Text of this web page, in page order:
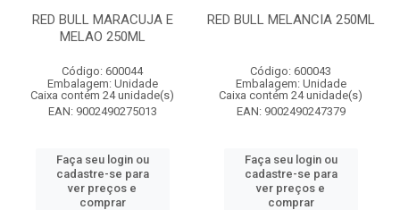
RED BULL MARACUJA E
MELAO 250ML
Código: 600044
Embalagem: Unidade
Caixa contém 24 unidade(s)
EAN: 9002490275013
Faça seu login ou
cadastre-se para
ver preços e
comprar
RED BULL MELANCIA 250ML
Código: 600043
Embalagem: Unidade
Caixa contém 24 unidade(s)
EAN: 9002490247379
Faça seu login ou
cadastre-se para
ver preços e
comprar